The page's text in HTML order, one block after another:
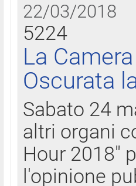
22/03/2018
5224
La
Oscurata
Sabato 24
altri organi
Hour 2018"
l'opinione